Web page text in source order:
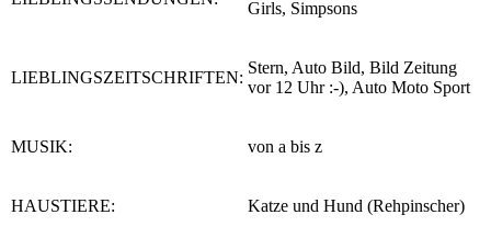
Girls, Simpsons
LIEBLINGSZEITSCHRIFTEN:
Stern, Auto Bild, Bild Zeitung
vor 12 Uhr :-), Auto Moto Sport
MUSIK: von a bis z
HAUSTIERE: Katze und Hund (Rehpinscher)